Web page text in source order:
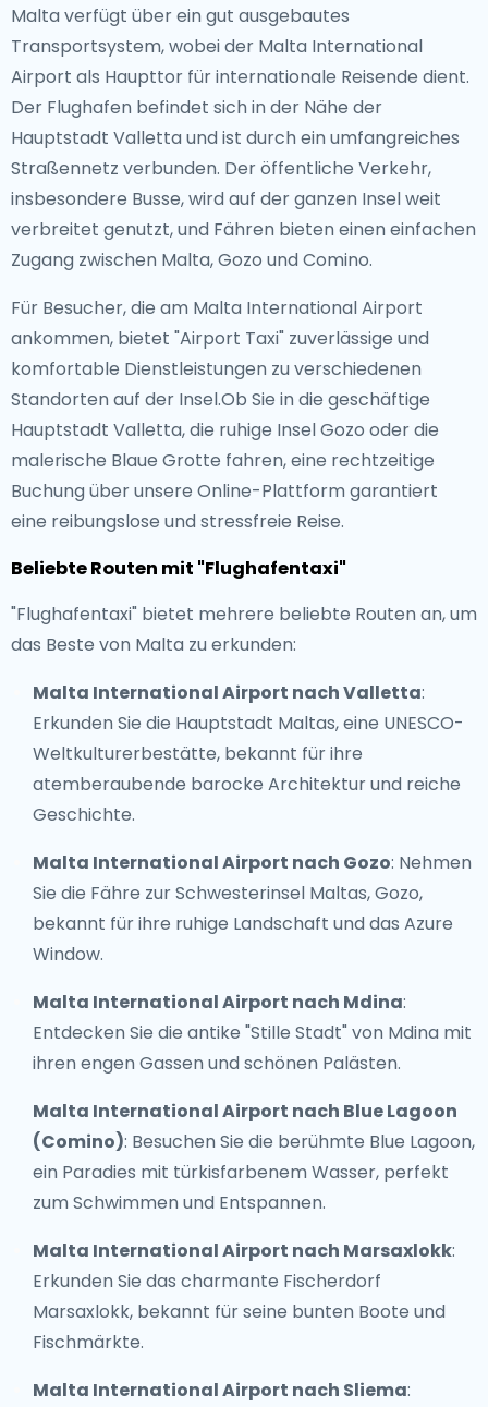
Malta verfügt über ein gut ausgebautes
Transportsystem, wobei der Malta International
Airport als Haupttor für internationale Reisende dient.
Der Flughafen befindet sich in der Nähe der
Hauptstadt Valletta und ist durch ein umfangreiches
Straßennetz verbunden. Der öffentliche Verkehr,
insbesondere Busse, wird auf der ganzen Insel weit
verbreitet genutzt, und Fähren bieten einen einfachen
Zugang zwischen Malta, Gozo und Comino.
Für Besucher, die am Malta International Airport
ankommen, bietet "Airport Taxi" zuverlässige und
komfortable Dienstleistungen zu verschiedenen
Standorten auf der Insel.Ob Sie in die geschäftige
Hauptstadt Valletta, die ruhige Insel Gozo oder die
malerische Blaue Grotte fahren, eine rechtzeitige
Buchung über unsere Online-Plattform garantiert
eine reibungslose und stressfreie Reise.
Beliebte Routen mit "Flughafentaxi"
"Flughafentaxi" bietet mehrere beliebte Routen an, um
das Beste von Malta zu erkunden:
Malta International Airport nach Valletta:
Erkunden Sie die Hauptstadt Maltas, eine UNESCO-
Weltkulturerbestätte, bekannt für ihre
atemberaubende barocke Architektur und reiche
Geschichte.
Malta International Airport nach Gozo: Nehmen
Sie die Fähre zur Schwesterinsel Maltas, Gozo,
bekannt für ihre ruhige Landschaft und das Azure
Window.
Malta International Airport nach Mdina:
Entdecken Sie die antike "Stille Stadt" von Mdina mit
ihren engen Gassen und schönen Palästen.
Malta International Airport nach Blue Lagoon
(Comino): Besuchen Sie die berühmte Blue Lagoon,
ein Paradies mit türkisfarbenem Wasser, perfekt
zum Schwimmen und Entspannen.
Malta International Airport nach Marsaxlokk:
Erkunden Sie das charmante Fischerdorf
Marsaxlokk, bekannt für seine bunten Boote und
Fischmärkte.
Malta International Airport nach Sliema: